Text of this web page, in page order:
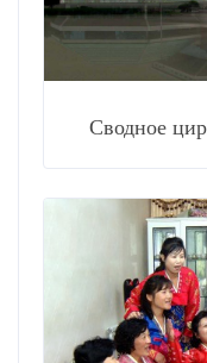
Сводное